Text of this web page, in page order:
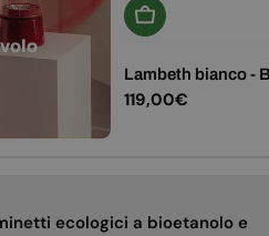
Aggiungi Al
Lambeth bianco -
Prezzo
119,00€
ecologici a bioetanolo e